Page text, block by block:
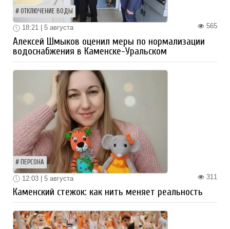
ОТКЛЮЧЕНИЕ ВОДЫ
565
18:21 | 5 августа
Алексей Шмыков оценил меры по нормализации
водоснабжения в Каменске-Уральском
ПЕРСОНА
311
12:03 | 5 августа
Каменский стежок: как нить меняет реальность